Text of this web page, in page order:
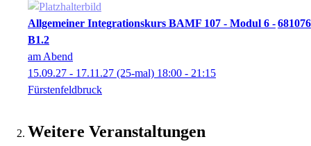
Allgemeiner Integrationskurs BAMF 107 - Modul 6 -
B1.2
681076
am Abend
15.09.27 - 17.11.27 (25-mal) 18:00 - 21:15
Fürstenfeldbruck
Weitere Veranstaltungen